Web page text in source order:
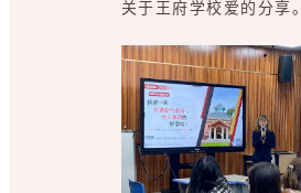
关于王府学校爱的分享。